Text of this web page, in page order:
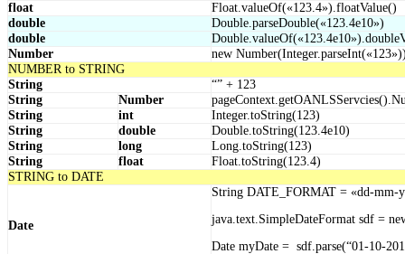
float
Float.valueOf(«123.4»).floatValue()
double
Double.parseDouble(«123.4e10»)
double
Number
new
NUMBER to STRING
String
“” + 123
String
Number
String
int
Integer.toString(123)
String
double
Double.toString(123.4e10)
String
long
Long.toString(123)
String
float
Float.toString(123.4)
STRING to DATE
Date
String DATE_FORMAT = «dd-mm-
java.text.SimpleDateFormat sdf =
Date myDate = sdf.parse(“01-10-